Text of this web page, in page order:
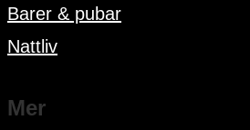
Barer & pubar
Nattliv
Mer